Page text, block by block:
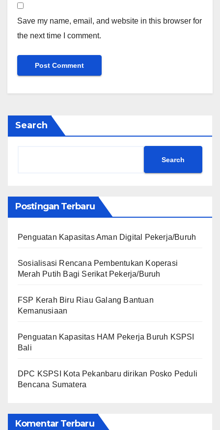
Save my name, email, and website in this browser for
the next time I comment.
Search
Search
Postingan Terbaru
Penguatan Kapasitas Aman Digital Pekerja/Buruh
Sosialisasi Rencana Pembentukan Koperasi
Merah Putih Bagi Serikat Pekerja/Buruh
FSP Kerah Biru Riau Galang Bantuan
Kemanusiaan
Penguatan Kapasitas HAM Pekerja Buruh KSPSI
Bali
DPC KSPSI Kota Pekanbaru dirikan Posko Peduli
Bencana Sumatera
Komentar Terbaru